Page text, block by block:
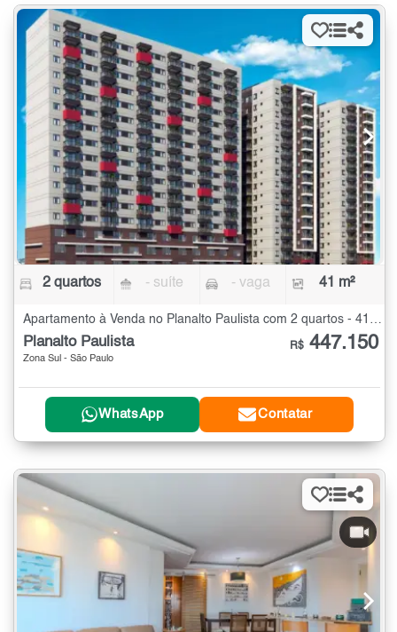
2 quartos - suíte - vaga 41 m²
Apartamento à Venda no Planalto Paulista com 2 quartos - 41 m²
Planalto Paulista
Zona Sul - São Paulo
R$ 447.150
WhatsApp Contatar